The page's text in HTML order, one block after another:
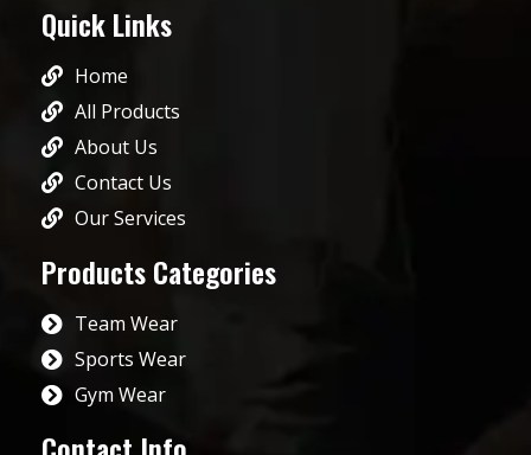
Quick Links
Home
All Products
About Us
Contact Us
Our Services
Products Categories
Team Wear
Sports Wear
Gym Wear